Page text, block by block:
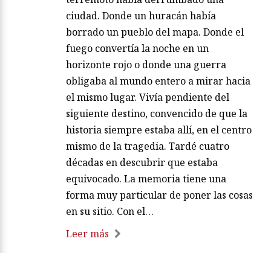
ciudad. Donde un huracán había
borrado un pueblo del mapa. Donde el
fuego convertía la noche en un
horizonte rojo o donde una guerra
obligaba al mundo entero a mirar hacia
el mismo lugar. Vivía pendiente del
siguiente destino, convencido de que la
historia siempre estaba allí, en el centro
mismo de la tragedia. Tardé cuatro
décadas en descubrir que estaba
equivocado. La memoria tiene una
forma muy particular de poner las cosas
en su sitio. Con el…
Leer más